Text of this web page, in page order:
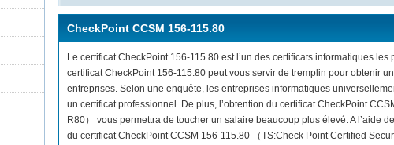
CheckPoint CCSM 156-115.80
Le certificat CheckPoint 156-115.80 est l’un des certificats informatiques
certificat CheckPoint 156-115.80 peut vous servir de tremplin pour obtenir
entreprises. Selon une enquête, les entreprises informatiques
un certificat professionnel. De plus, l’obtention du certificat CheckPoint
R80） vous permettra de toucher un salaire beaucoup plus élevé. A l’aide
du certificat CheckPoint CCSM 156-115.80 （TS:Check Point Certified